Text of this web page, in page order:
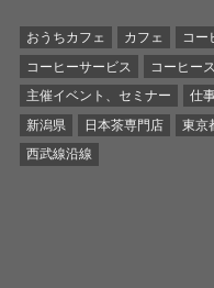
おうちカフェ カフェ コー
コーヒーサービス
コーヒー
主催イベント、セミナー
仕
新潟県
日本茶専門店 東京
西武線沿線